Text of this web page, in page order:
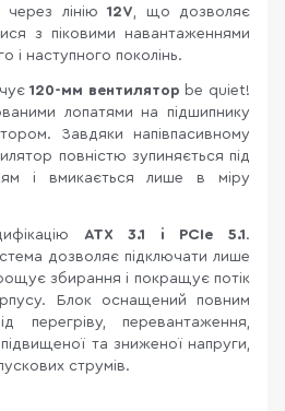
через лінію 12V, що дозволяє
з піковими навантаженнями
і наступного поколінь.
120-мм вентилятор be quiet!
лопатями на підшипнику
Завдяки напівпасивному
повністю зупиняється під
і вмикається лише в міру
ATX 3.1 і PCIe 5.1.
дозволяє підключати лише
збирання і покращує потік
Блок оснащений повним
перегріву, перевантаження,
та зниженої напруги,
струмів.